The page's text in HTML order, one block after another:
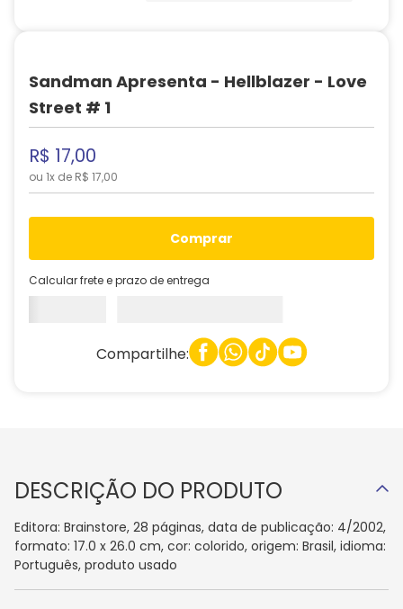
Sandman Apresenta - Hellblazer - Love
Street # 1
R$ 17,00
ou 1x de R$ 17,00
comprar
Calcular frete e prazo de entrega
Compartilhe:
DESCRIÇÃO DO PRODUTO
Editora: Brainstore, 28 páginas, data de publicação: 4/2002,
formato: 17.0 x 26.0 cm, cor: colorido, origem: Brasil, idioma:
Português, produto usado